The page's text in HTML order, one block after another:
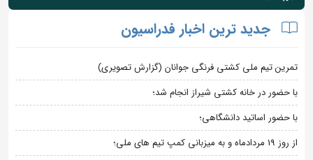
جدید ترین اخبار فدراسیون
تمرین تیم ملی کشتی فرنگی جوانان (گزارش تصویری)
با حضور در خانه کشتی شیراز انجام شد؛
با حضور اساتید دانشگاهی؛
از روز 19 مردادماه و به میزبانی کمپ تیم های ملی؛